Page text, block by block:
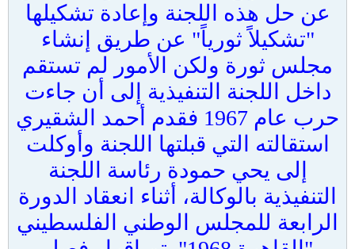
عن حل هذه اللجنة وإعادة تشكيلها
"تشكيلاً ثورياً" عن طريق إنشاء
مجلس ثورة ولكن الأمور لم تستقم
داخل اللجنة التنفيذية إلى أن جاءت
حرب عام 1967 فقدم أحمد الشقيري
استقالته التي قبلتها اللجنة وأوكلت
إلى يحي حمودة رئاسة اللجنة
التنفيذية بالوكالة، أثناء انعقاد الدورة
الرابعة للمجلس الوطني الفلسطيني